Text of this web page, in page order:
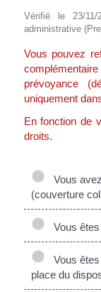
Vérifié le 23/
administrative
Vous pouvez
prévoyance
uniquement
En fonction de
droits.
Vous
(couverture
Vous
Vous
place du